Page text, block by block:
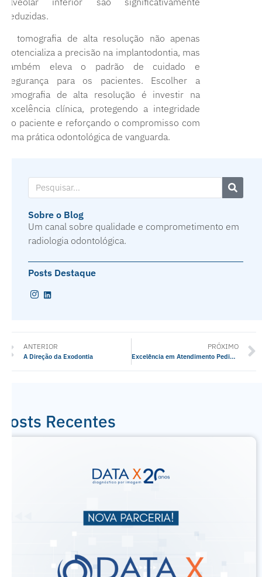
reduzidas.
A tomografia de alta resolução não apenas
potencializa a precisão na implantodontia, mas
também eleva o padrão de cuidado e
segurança para os pacientes. Escolher a
tomografia de alta resolução é investir na
excelência clínica, protegendo a integridade
do paciente e reforçando o compromisso com
uma prática odontológica de vanguarda.
Sobre o Blog
Um canal sobre qualidade e comprometimento em
radiologia odontológica.
Posts Destaque
ANTERIOR
A Direção da Exodontia
PRÓXIMO
Excelência em Atendimento Pediátrico
Posts Recentes